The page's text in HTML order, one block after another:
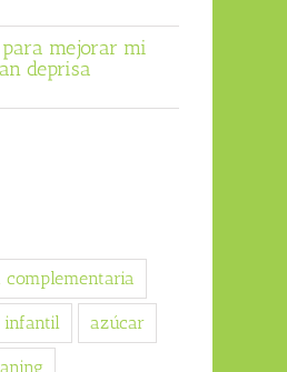
para mejorar mi
deprisa
infantil azúcar